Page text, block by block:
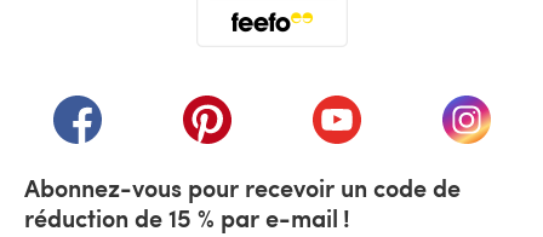
(s'ouvre dans un nouvel onglet)
(s'ouvre dans un nouvel onglet)
(s'ouvre dans un(s'ouvre
Abonnez-vous pour recevoir un code de
réduction de 15 % par e-mail !